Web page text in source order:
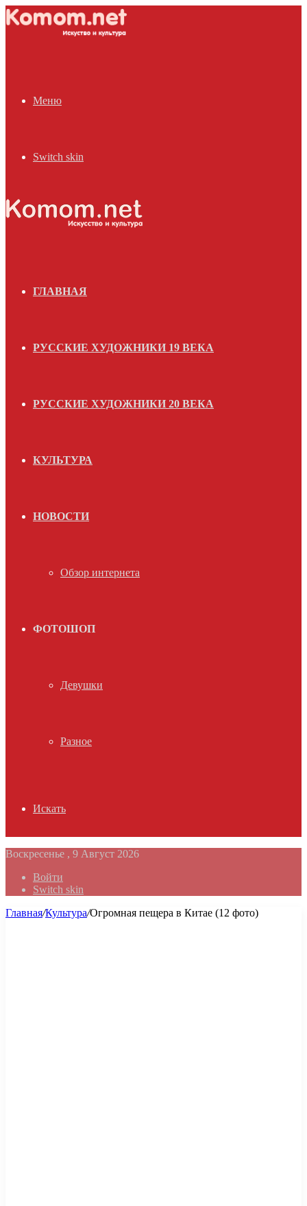
Меню
Switch skin
ГЛАВНАЯ
РУССКИЕ ХУДОЖНИКИ 19 ВЕКА
РУССКИЕ ХУДОЖНИКИ 20 ВЕКА
КУЛЬТУРА
НОВОСТИ
Обзор интернета
ФОТОШОП
Девушки
Разное
Искать
Воскресенье , 9 Август 2026
Войти
Switch skin
Главная/Культура/Огромная пещера в Китае (12 фото)